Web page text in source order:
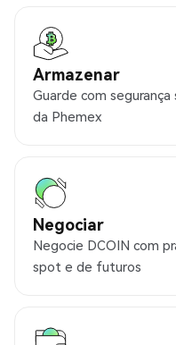
Armazenar
Guarde com
da Phemex
Negociar
Negocie DCOIN com
spot e de futuros